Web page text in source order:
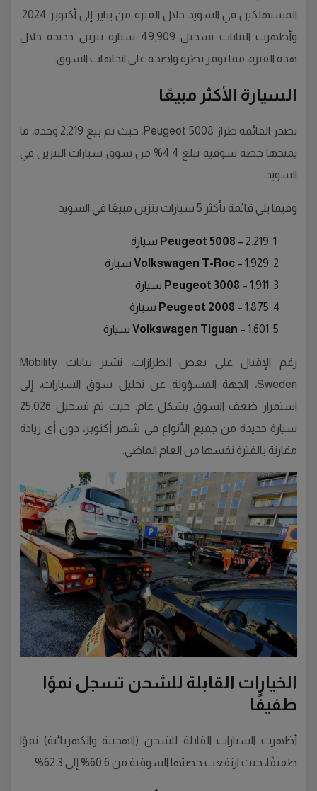
وأظهرت البيانات تسجيل 49,909 سيارة بنزين جديدة خلال
هذه الفترة، مما يوفر نظرة واضحة على اتجاهات السوق.
السيارة الأكثر مبيعًا
تصدر القائمة طراز Peugeot 5008، حيث تم بيع 2,219 وحدة، ما
يمنحها حصة سوقية تبلغ 4.4% من سوق سيارات البنزين في
السويد.
وفيما يلي قائمة بأكثر 5 سيارات بنزين مبيعًا في السويد:
Peugeot 5008 – 2,219 سيارة
Volkswagen T-Roc – 1,929 سيارة
Peugeot 3008 – 1,911 سيارة
Peugeot 2008 – 1,875 سيارة
Volkswagen Tiguan – 1,601 سيارة
رغم الإقبال على بعض الطرازات، تشير بيانات Mobility
Sweden، الجهة المسؤولة عن تحليل سوق السيارات، إلى
استمرار ضعف السوق بشكل عام. حيث تم تسجيل 25,026
سيارة جديدة من جميع الأنواع في شهر أكتوبر، دون أي زيادة
مقارنة بالفترة نفسها من العام الماضي.
الخيارات القابلة للشحن تسجل نموًا
طفيفًا
أظهرت السيارات القابلة للشحن (الهجينة والكهربائية) نموًا
طفيفًا، حيث ارتفعت حصتها السوقية من 60.6% إلى 62.3%.